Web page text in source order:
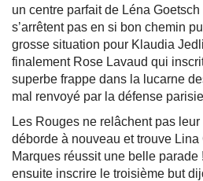
un centre parfait de Léna Goetsch
s’arrêtent pas en si bon chemin
grosse situation pour Klaudia
finalement Rose Lavaud qui
superbe frappe dans la lucarne
mal renvoyé par la défense
Les Rouges ne relâchent pas
déborde à nouveau et trouve
Marques réussit une belle parade
ensuite inscrire le troisième but